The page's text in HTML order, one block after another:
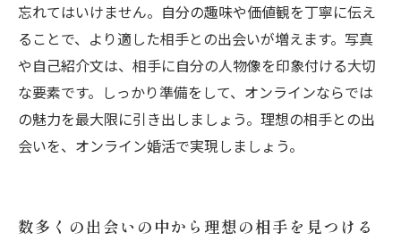
忘れてはいけません。自分の趣味や価値観を丁寧に伝え
ることで、より適した相手との出会いが増えます。写真
や自己紹介文は、相手に自分の人物像を印象付ける大切
な要素です。しっかり準備をして、オンラインならでは
の魅力を最大限に引き出しましょう。理想の相手との出
会いを、オンライン婚活で実現しましょう。
数多くの出会いの中から理想の相手を見つける